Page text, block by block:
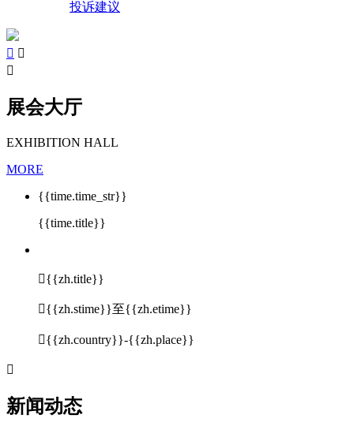
投诉建议
 

展会大厅
EXHIBITION HALL
MORE
{{time.time_str}}
{{time.title}}
{{zh.title}}
{{zh.stime}}至{{zh.etime}}
{{zh.country}}-{{zh.place}}

新闻动态